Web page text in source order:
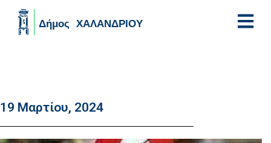
19 Μαρτίου, 2024